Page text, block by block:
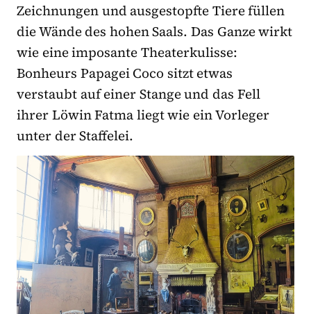
Zeichnungen und ausgestopfte Tiere füllen
die Wände des hohen Saals. Das Ganze wirkt
wie eine imposante Theaterkulisse:
Bonheurs Papagei Coco sitzt etwas
verstaubt auf einer Stange und das Fell
ihrer Löwin Fatma liegt wie ein Vorleger
unter der Staffelei.